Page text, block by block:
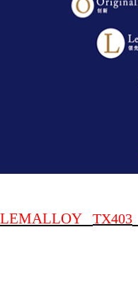
LEMALLOY TX403